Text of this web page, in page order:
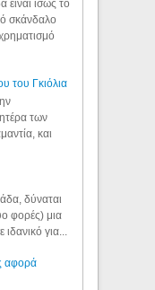
ίσως το
σκάνδαλο
του Γκιόλια
των
και
δύναται
φορές) μια
για...
αφορά